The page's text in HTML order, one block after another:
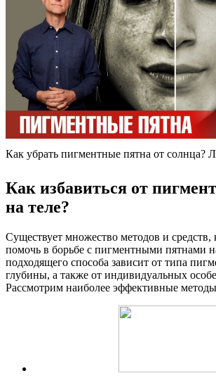
Как убрать пигментные пятна от солнца?
Как избавиться от
на теле?
Существует множество методов и средств,
помочь в борьбе с пигментными пятнами
подходящего способа зависит от типа
глубины, а также от индивидуальных
Рассмотрим наиболее эффективные